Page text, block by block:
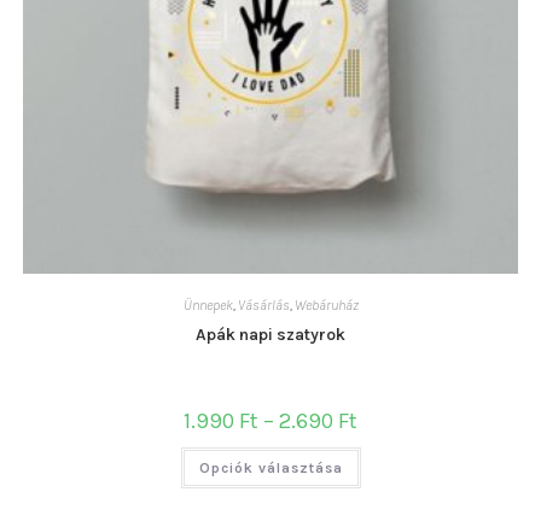
Ünnepek, Vásárlás, Webáruház
Apák napi szatyrok
1.990 Ft – 2.690 Ft
-
Opciók választása
Ennek
terméknek